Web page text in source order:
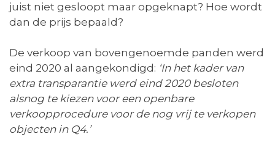
juist niet gesloopt maar opgeknapt? Hoe wordt
dan de prijs bepaald?
De verkoop van bovengenoemde panden werd
eind 2020 al aangekondigd: ‘In het kader van
extra transparantie werd eind 2020 besloten
alsnog te kiezen voor een openbare
verkoopprocedure voor de nog vrij te verkopen
objecten in Q4.’